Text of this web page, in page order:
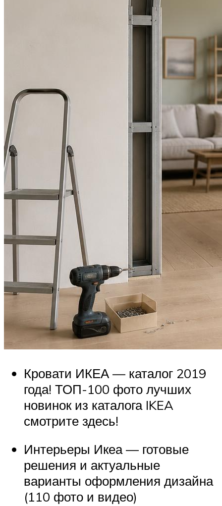
Кровати ИКЕА — каталог 2019
года! ТОП-100 фото лучших
новинок из каталога IKEA
смотрите здесь!
Интерьеры Икеа — готовые
решения и актуальные
варианты оформления дизайна
(110 фото и видео)